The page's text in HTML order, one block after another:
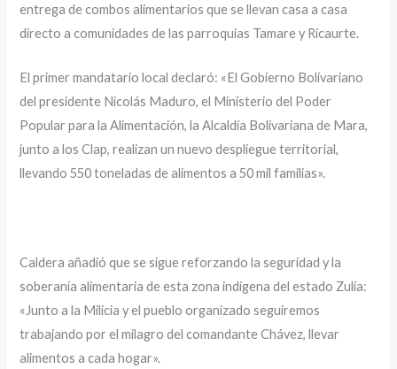
entrega de combos alimentarios que se llevan casa a casa
directo a comunidades de las parroquias Tamare y Ricaurte.
El primer mandatario local declaró: «El Gobierno Bolivariano
del presidente Nicolás Maduro, el Ministerio del Poder
Popular para la Alimentación, la Alcaldía Bolivariana de Mara,
junto a los Clap, realizan un nuevo despliegue territorial,
llevando 550 toneladas de alimentos a 50 mil familias».
Caldera añadió que se sigue reforzando la seguridad y la
soberanía alimentaria de esta zona indígena del estado Zulia:
«Junto a la Milicia y el pueblo organizado seguiremos
trabajando por el milagro del comandante Chávez, llevar
alimentos a cada hogar».